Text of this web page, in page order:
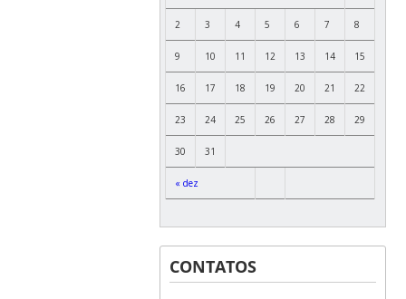
« dez
2 3 4 5 6 7 8
9 10 11 12 13 14 15
16 17 18 19 20 21 22
23 24 25 26 27 28 29
30 31
CONTATOS